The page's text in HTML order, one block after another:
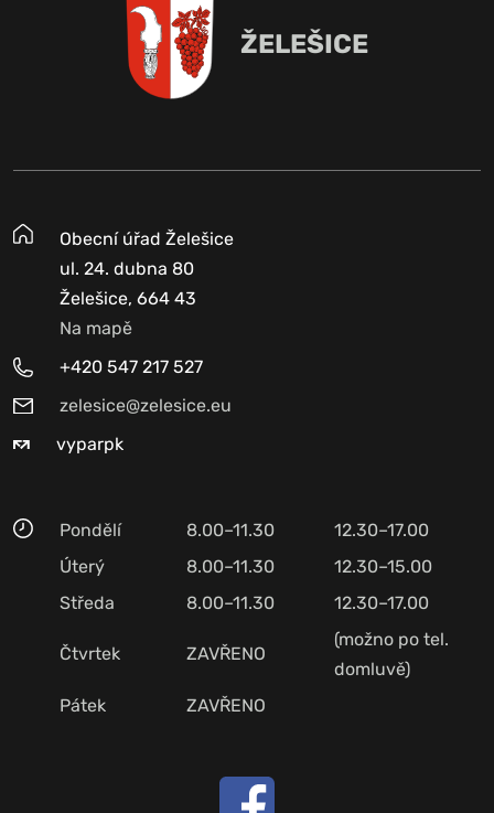
ŽELEŠICE
Obecní úřad Želešice
ul. 24. dubna 80
Želešice, 664 43
Na mapě
+420 547 217 527
zelesice@zelesice.eu
vyparpk
Pondělí 8.00–11.30
12.30–17.00
Úterý
8.00–11.30
12.30–15.00
Středa
8.00–11.30 12.30–17.00
Čtvrtek ZAVŘENO
(možno po tel.
domluvě)
Pátek
ZAVŘENO